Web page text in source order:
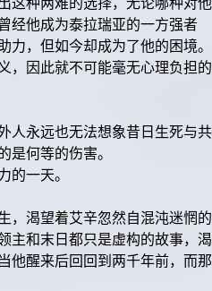
经他成为泰拉瑞亚的一方强者
力，但如今却成为了他的困境。
，因此就不可能毫无心理负担的
人永远也无法想象昔日生死与共
是何等的伤害。
的一天。
，渴望着艾辛忽然自混沌迷惘的
主和末日都只是虚构的故事，渴
他醒来后回回到两千年前，而那